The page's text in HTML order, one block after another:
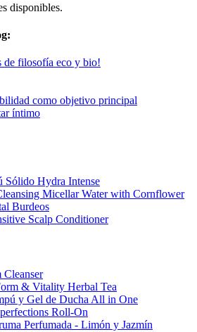
disponibles.
de filosofía eco y bio!
como objetivo principal
íntimo
Sólido Hydra Intense
Micellar Water with Cornflower
Burdeos
Scalp Conditioner
& Vitality Herbal Tea
y Gel de Ducha All in One
Roll-On
Perfumada - Limón y Jazmín